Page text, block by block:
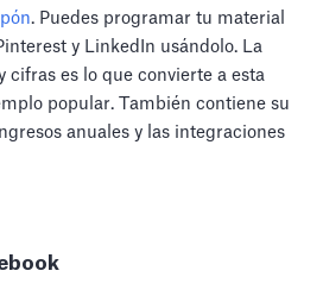
. Puedes programar tu material
y LinkedIn usándolo. La
cifras es lo que convierte a esta
popular. También contiene su
anuales y las integraciones